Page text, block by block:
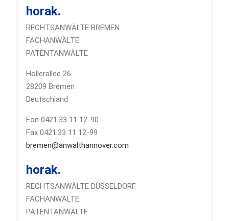
horak.
RECHTSANWÄLTE BREMEN
FACHANWÄLTE
PATENTANWÄLTE
Hollerallee 26
28209 Bremen
Deutschland
Fon 0421.33 11 12-90
Fax 0421.33 11 12-99
bremen@anwalthannover.com
horak.
RECHTSANWÄLTE DÜSSELDORF
FACHANWÄLTE
PATENTANWÄLTE